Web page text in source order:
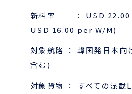
お役立ちメニュー （輸出）
お問い合
新料率 ： USD 22.00
USD 16.00 per W/M)
対象航路 ： 韓国発日本向
含む)
対象貨物 ： すべての混載